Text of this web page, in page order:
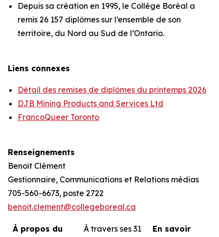
Depuis sa création en 1995, le Collège Boréal a
remis 26 157 diplômes sur l’ensemble de son
territoire, du Nord au Sud de l’Ontario.
Liens connexes
Détail des remises de diplômes du printemps 2026
DJB Mining Products and Services Ltd
FrancoQueer Toronto
Renseignements
Benoît Clément
Gestionnaire, Communications et Relations médias
705-560-6673, poste 2722
benoit.clement@collegeboreal.ca
À propos du
À travers ses 31
En savoir